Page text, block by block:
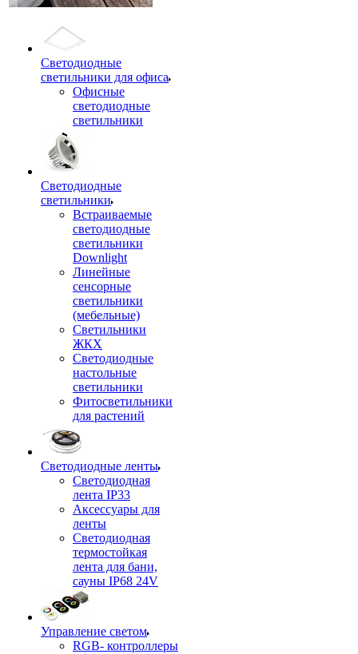
Светодиодные
светильники для офиса
Офисные
светодиодные
светильники
Светодиодные
светильники
Встраиваемые
светодиодные
светильники
Downlight
Линейные
сенсорные
светильники
(мебельные)
Светильники
ЖКХ
Светодиодные
настольные
светильники
Фитосветильники
для растений
Светодиодные ленты
Светодиодная
лента IP33
Аксессуары для
ленты
Светодиодная
термостойкая
лента для бани,
сауны IP68 24V
Управление светом
RGB- контроллеры